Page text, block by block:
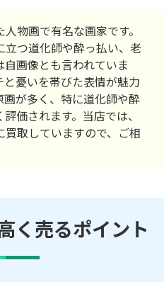
物画で有名な画家です。
つ道化師や酔っ払い、老
画像とも言われていま
憂いを帯びた表情が魅力
が多く、特に道化師や酔
価されます。当店では、
取していますので、ご相
く売るポイント